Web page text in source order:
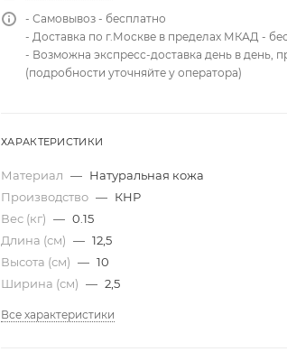
- Самовывоз - бесплатно
- Доставка по г.Москве в пределах МКАД -
- Возможна экспресс-доставка день в день,
(подробности уточняйте у оператора)
ХАРАКТЕРИСТИКИ
Материал — Натуральная кожа
Производство — КНР
Вес (кг) — 0.15
Длина (см) — 12,5
Высота (см) — 10
Ширина (см) — 2,5
Все характеристики